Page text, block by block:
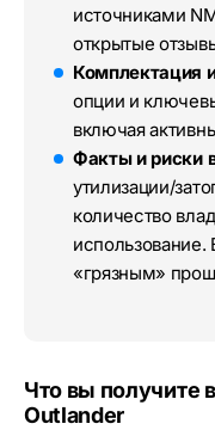
источниками
открытые
Комплектация
опции и
включая
Факты и риски
утилизации/
количество
использование.
«грязным»
Что вы получите
Outlander